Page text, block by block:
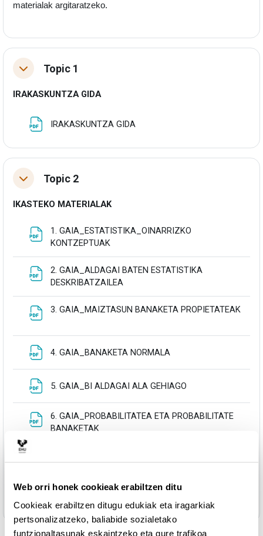
Web orri honek cookieak erabiltzen ditu
Cookieak erabiltzen ditugu edukiak eta iragarkiak
pertsonalizatzeko, baliabide sozialetako
funtzionaltasunak eskaintzeko eta gure trafikoa
materialak argitaratzeko.
TolestuTopic 1
IRAKASKUNTZA GIDA
IRAKASKUNTZA GIDA
TolestuTopic 2
IKASTEKO MATERIALAK
1. GAIA_ESTATISTIKA_OINARRIZKO
KONTZEPTUAK
2. GAIA_ALDAGAI BATEN ESTATISTIKA
DESKRIBATZAILEA
3. GAIA_MAIZTASUN BANAKETA PROPIETATEAK
4. GAIA_BANAKETA NORMALA
5. GAIA_BI ALDAGAI ALA GEHIAGO
6. GAIA_PROBABILITATEA ETA PROBABILITATE
BANAKETAK